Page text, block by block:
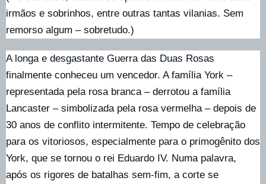
irmãos e sobrinhos, entre outras tantas vilanias. Sem
remorso algum – sobretudo.)
A longa e desgastante Guerra das Duas Rosas
finalmente conheceu um vencedor. A família York –
representada pela rosa branca – derrotou a família
Lancaster – simbolizada pela rosa vermelha – depois de
30 anos de conflito intermitente. Tempo de celebração
para os vitoriosos, especialmente para o primogênito dos
York, que se tornou o rei Eduardo IV. Numa palavra,
após os rigores de batalhas sem-fim, a corte se